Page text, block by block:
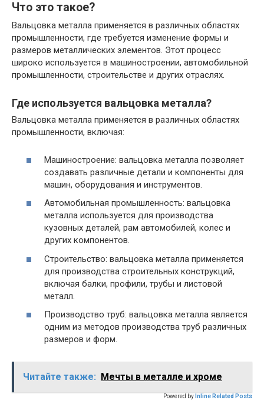
Что это такое?
Вальцовка металла применяется в различных областях
промышленности, где требуется изменение формы и
размеров металлических элементов. Этот процесс
широко используется в машиностроении, автомобильной
промышленности, строительстве и других отраслях.
Где используется вальцовка металла?
Вальцовка металла применяется в различных областях
промышленности, включая:
Машиностроение: вальцовка металла позволяет
создавать различные детали и компоненты для
машин, оборудования и инструментов.
Автомобильная промышленность: вальцовка
металла используется для производства
кузовных деталей, рам автомобилей, колес и
других компонентов.
Строительство: вальцовка металла применяется
для производства строительных конструкций,
включая балки, профили, трубы и листовой
металл.
Производство труб: вальцовка металла является
одним из методов производства труб различных
размеров и форм.
Читайте также: Мечты в металле и хроме
Powered by Inline Related Posts